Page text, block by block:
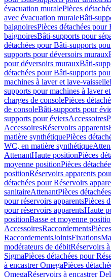
évacuation muralePièces
avec évacuation muraleBâti-
baignoiresPièces détachées
baignoiresBâti-supports pour
détachées pour Bâti-supports
supports pour déversoirs muraux
pour déversoirs murauxBâti-
détachées pour Bâti-supports
machines à laver et lave-vaisselle
supports pour machines à laver
charges de consolePièces
de consoleBâti-supports pour
supports pour éviersAccessoires
AccessoiresRéservoirs apparents
matière synthétiquePièces
WC, en matière synthétique
AttenantHaute positionPièces
moyenne positionPièces
positionRéservoirs apparents
détachées pour Réservoirs
sanitaireAttenantPièces
pour réservoirs apparentsPièces
pour réservoirs apparentsHaute
positionBasse et moyenne
AccessoiresRaccordements
RaccordementsJointsFixations
modérateurs de débitRéservoirs
SigmaPièces détachées pour
à encastrer OmegaPièces
OmegaRéservoirs à encastrer